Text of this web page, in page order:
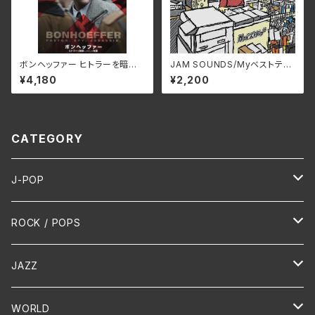
ボンヘッファー ヒトラーを暗殺
しようとした牧師/トッド・コマー
ニキ (仕様:DVD)
¥4,180
JAM SOUNDS/Myベストテー
プ RTN-024(仕様:CD)
¥2,200
CATEGORY
J-POP
HR/HM
演歌 / 歌謡曲
PUNK/HARDCORE
ROCK / POPS
Oldies
HR/HM
JAZZ
Vocal
WORLD